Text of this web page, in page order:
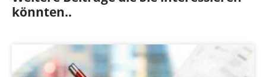
könnten..